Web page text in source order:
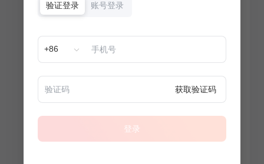
验证登录 账号登录
+86
获取验证码
登录